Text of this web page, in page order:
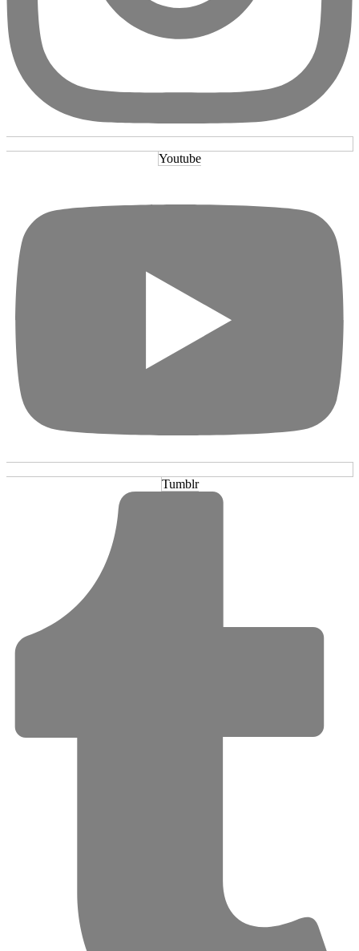
Youtube
Tumblr